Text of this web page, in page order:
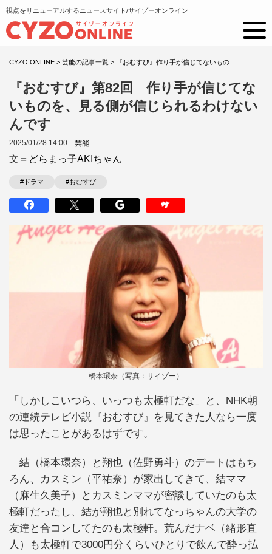
視点をリニューアルするニュースサイト/サイゾーオンライン
CYZO ONLINE > 芸能の記事一覧 > 『おむすび』作り手が信じてないもの
『おむすび』第82回 作り手が信じてな
いものを、見る側が信じられるわけない
んです
2025/01/28 14:00 芸能
文＝ どらまっ子AKIちゃん
#ドラマ #おむすび
橋本環奈（写真：サイゾー）
「しかしこいつら、いっつも太極軒だな」と、NHK朝
の連続テレビ小説『おむすび』を見てきた人なら一度
は思ったことがあるはずです。
結（橋本環奈）と翔也（佐野勇斗）のデートはもち
ろん、カスミン（平祐奈）が家出してきて、結ママ
（麻生久美子）とカスミンママが密談していたのも太
極軒だったし、結が翔也と別れてなっちゃんの大学の
友達と合コンしてたのも太極軒。荒んだナベ（緒形直
人）も太極軒で3000円分くらいひとりで飲んで酔っ払